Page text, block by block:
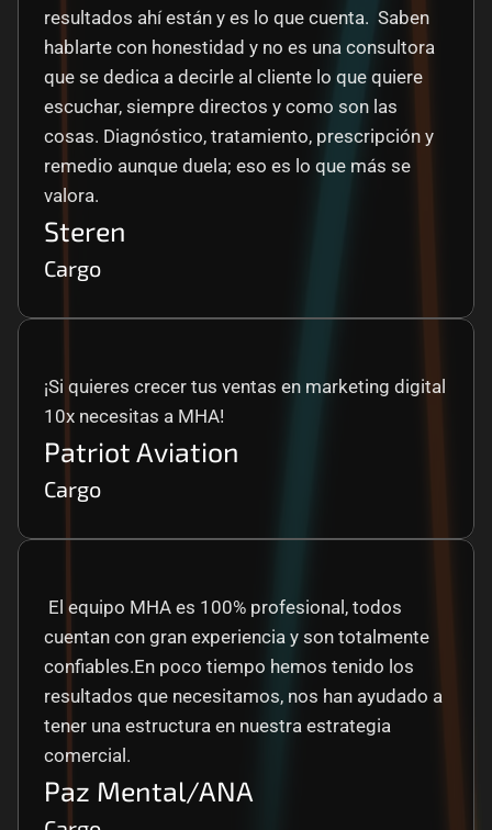
resultados ahí están y es lo que cuenta.  Saben
hablarte con honestidad y no es una consultora
que se dedica a decirle al cliente lo que quiere
escuchar, siempre directos y como son las
cosas. Diagnóstico, tratamiento, prescripción y
remedio aunque duela; eso es lo que más se
valora.
Steren
Cargo
¡Si quieres crecer tus ventas en marketing digital
10x necesitas a MHA!
Patriot Aviation
Cargo
cuentan con gran experiencia y son totalmente
confiables.En poco tiempo hemos tenido los
resultados que necesitamos, nos han ayudado a
tener una estructura en nuestra estrategia
comercial.
Paz Mental/ANA